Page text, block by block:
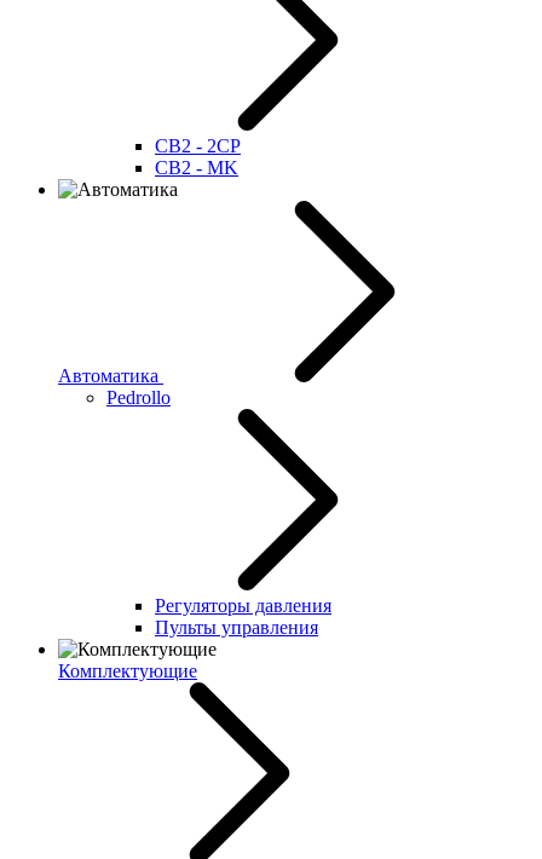
CB2 - 2CP
CB2 - MK
Автоматика
Pedrollo
Регуляторы давления
Пульты управления
Комплектующие